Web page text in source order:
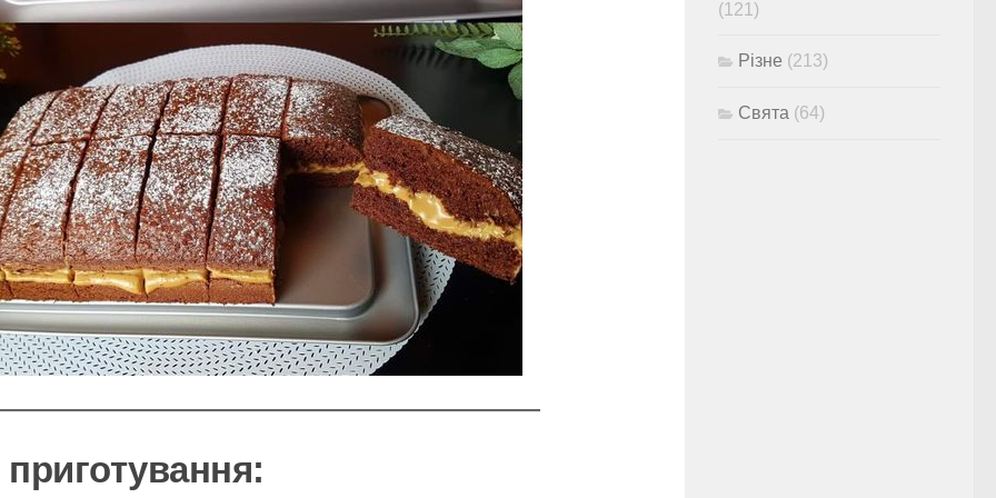
(121)
Різне (213)
Свята (64)